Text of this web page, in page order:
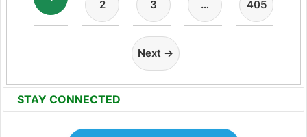
2 3 … 405
Next →
STAY CONNECTED